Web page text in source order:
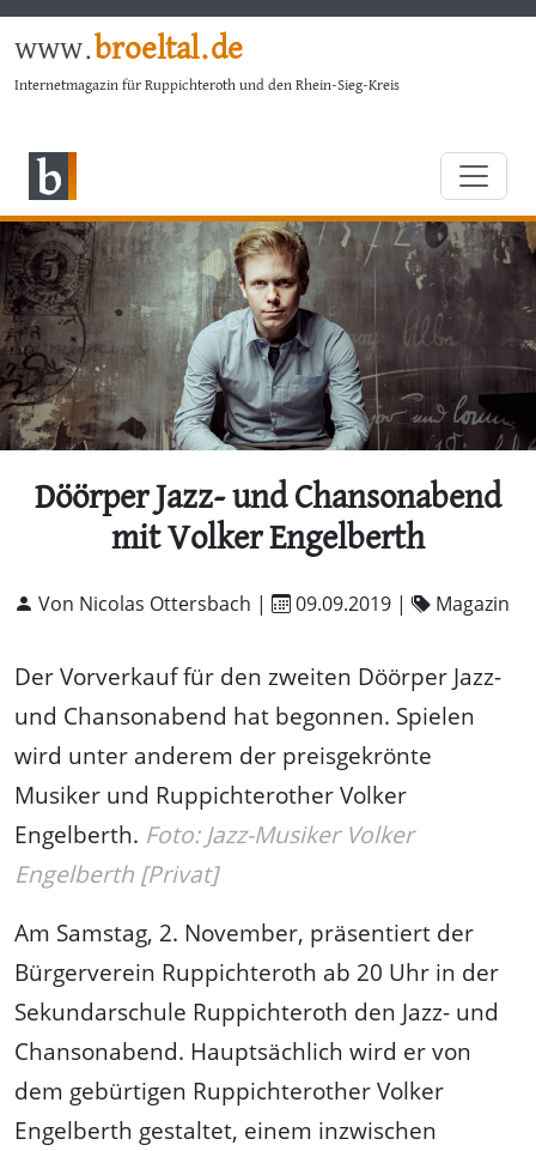
www.broeltal.de
Internetmagazin für Ruppichteroth und den Rhein-Sieg-Kreis
Döörper Jazz- und Chansonabend
mit Volker Engelberth
Von Nicolas Ottersbach | 09.09.2019 | Magazin
Der Vorverkauf für den zweiten Döörper Jazz-
und Chansonabend hat begonnen. Spielen
wird unter anderem der preisgekrönte
Musiker und Ruppichterother Volker
Engelberth. Foto: Jazz-Musiker Volker
Engelberth [Privat]
Am Samstag, 2. November, präsentiert der
Bürgerverein Ruppichteroth ab 20 Uhr in der
Sekundarschule Ruppichteroth den Jazz- und
Chansonabend. Hauptsächlich wird er von
dem gebürtigen Ruppichterother Volker
Engelberth gestaltet, einem inzwischen